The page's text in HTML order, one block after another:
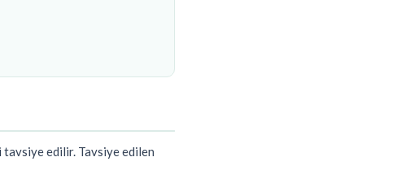
edilir. Tavsiye edilen